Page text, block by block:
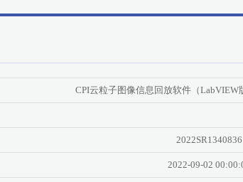
CPI云粒子图像信息回放软件（LabVIEW
2022SR1340836
2022-09-02